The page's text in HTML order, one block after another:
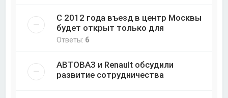
С 2012 года въезд в центр Москвы
будет открыт только для
Ответы: 6
АВТОВАЗ и Renault обсудили
развитие сотрудничества